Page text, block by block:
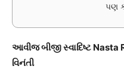
પણ
આવીજ બીજી સ્વાદિષ્ટ
વિનંતી